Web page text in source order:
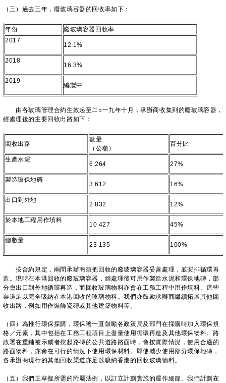
（三）過去三年，廢玻璃容器的回收率如下：
年份
廢玻璃容器回收率
2017
12.1%
2018
16.3%
2019
編製中
由各玻璃管理合約生效起至二○一九年十月，承辦商收集到的廢玻璃容器，
經處理後的主要回收出路如下：
回收出路
數量
（公噸）
百分比
生產水泥
6 264 27%
製造環保地磚
3 612 16%
出口到外地
2 832 12%
於本地工程用作填料
10 427 45%
總數量
23 135 100%
按合約規定，兩間承辦商須把回收的廢玻璃容器妥善處理，並安排循環再
造。現時在本港回收的廢玻璃容器，經處理後可用作製造水泥和環保地磚，部
分會出口到外地循環再造，而回收玻璃物料亦會在工務工程中用作填料。這些
渠道足以完全吸納在本港回收的玻璃物料。我們亦鼓勵承辦商繼續拓展其他回
收出路，例如用作裝飾瓷磚或其他建築物料等。
（四）為推行環保採購，環保署一直鼓勵各政策局及部門在採購時加入環保規
格／元素，其中包括在工務工程項目上盡量使用循環再造及其他環保物料。路
政署在重鋪被示威者挖起路磚的公共道路路面時，會按實際情況，使用合適的
路面物料，亦會在可行的情況下使用環保材料。即使減少使用部分環保地磚，
各承辦商現行的其他回收渠道亦足以吸納香港的回收玻璃物料。
（五）我們正草擬所需的附屬法例，以訂立計劃實施的運作細節。我們計劃在